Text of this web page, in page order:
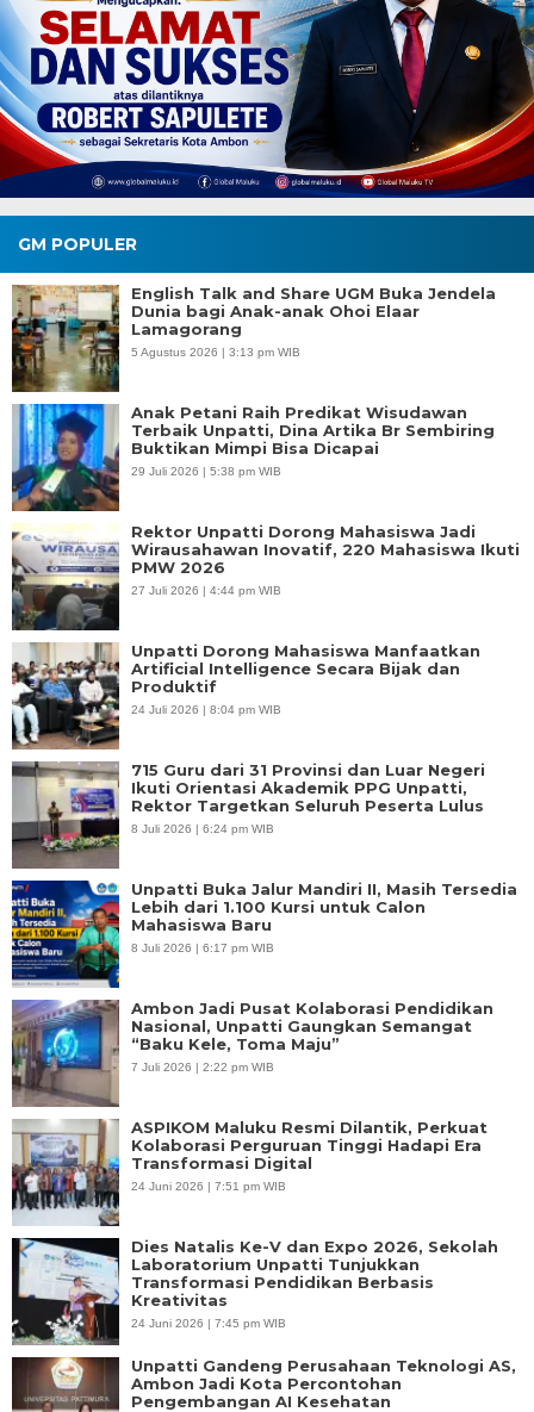
GM POPULER
English Talk and Share UGM Buka Jendela
Dunia bagi Anak-anak Ohoi Elaar
Lamagorang
5 Agustus 2026 | 3:13 pm WIB
Anak Petani Raih Predikat Wisudawan
Terbaik Unpatti, Dina Artika Br Sembiring
Buktikan Mimpi Bisa Dicapai
29 Juli 2026 | 5:38 pm WIB
Rektor Unpatti Dorong Mahasiswa Jadi
Wirausahawan Inovatif, 220 Mahasiswa Ikuti
PMW 2026
27 Juli 2026 | 4:44 pm WIB
Unpatti Dorong Mahasiswa Manfaatkan
Artificial Intelligence Secara Bijak dan
Produktif
24 Juli 2026 | 8:04 pm WIB
715 Guru dari 31 Provinsi dan Luar Negeri
Ikuti Orientasi Akademik PPG Unpatti,
Rektor Targetkan Seluruh Peserta Lulus
8 Juli 2026 | 6:24 pm WIB
Unpatti Buka Jalur Mandiri II, Masih Tersedia
Lebih dari 1.100 Kursi untuk Calon
Mahasiswa Baru
8 Juli 2026 | 6:17 pm WIB
Ambon Jadi Pusat Kolaborasi Pendidikan
Nasional, Unpatti Gaungkan Semangat
“Baku Kele, Toma Maju”
7 Juli 2026 | 2:22 pm WIB
ASPIKOM Maluku Resmi Dilantik, Perkuat
Kolaborasi Perguruan Tinggi Hadapi Era
Transformasi Digital
24 Juni 2026 | 7:51 pm WIB
Dies Natalis Ke-V dan Expo 2026, Sekolah
Laboratorium Unpatti Tunjukkan
Transformasi Pendidikan Berbasis
Kreativitas
24 Juni 2026 | 7:45 pm WIB
Unpatti Gandeng Perusahaan Teknologi AS,
Ambon Jadi Kota Percontohan
Pengembangan AI Kesehatan